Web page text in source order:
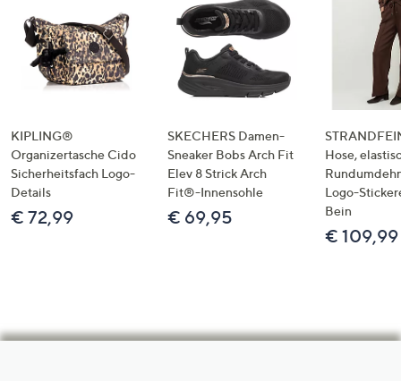
KIPLING®
Organizertasche Cido
Sicherheitsfach Logo-
Details
€ 72,99
SKECHERS Damen-
Sneaker Bobs Arch Fit
Elev 8 Strick Arch
Fit®-Innensohle
€ 69,95
Hose,
Logo-
Bein
€ 109,99